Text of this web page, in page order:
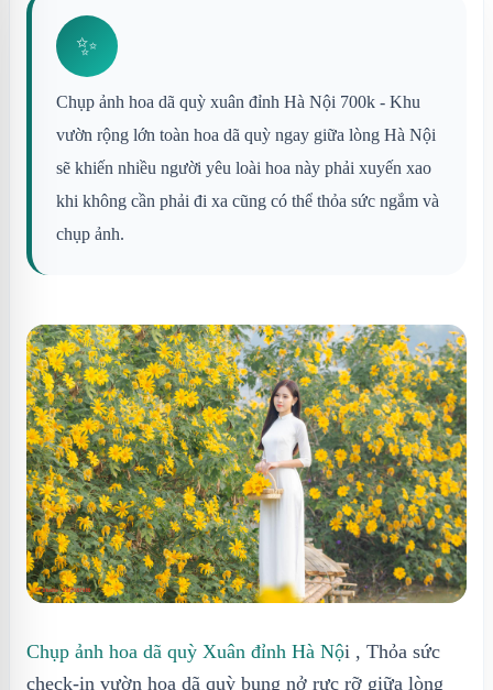
✨
Chụp ảnh hoa dã quỳ xuân đỉnh Hà Nội 700k - Khu
vườn rộng lớn toàn hoa dã quỳ ngay giữa lòng Hà Nội
sẽ khiến nhiều người yêu loài hoa này phải xuyến xao
khi không cần phải đi xa cũng có thể thỏa sức ngắm và
chụp ảnh.
Chụp ảnh hoa dã quỳ Xuân đỉnh Hà Nội , Thỏa sức
check-in vườn hoa dã quỳ bung nở rực rỡ giữa lòng